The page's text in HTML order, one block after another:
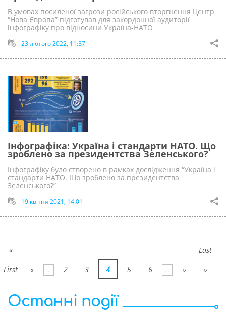
В умовах посиленої загрози російського вторгнення Центр
“Нова Європа” підготував для закордонної аудиторії
інфографіку про відносини Україна-НАТО
23 лютого 2022, 11:37
Інфографіка: Україна і стандарти НАТО. Що
зроблено за президентства Зеленського?
Інфографіку було створено в рамках дослідження “Україна і
стандарти НАТО. Що зроблено за президентства
Зеленського?”
19 квітня 2021, 14:01
«
First
« ... 2 3 4 5 6 ... »
Last
»
Останні події